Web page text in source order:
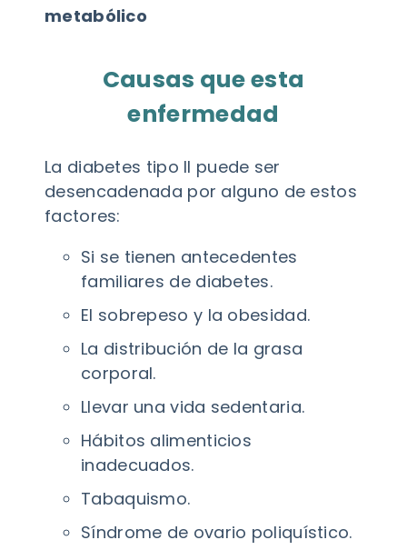
metabólico
Causas que esta
enfermedad
La diabetes tipo II puede ser
desencadenada por alguno de estos
factores:
Si se tienen antecedentes
familiares de diabetes.
El sobrepeso y la obesidad.
La distribución de la grasa
corporal.
Llevar una vida sedentaria.
Hábitos alimenticios
inadecuados.
Tabaquismo.
Síndrome de ovario poliquístico.